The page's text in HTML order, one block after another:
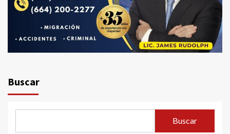
Buscar
Buscar